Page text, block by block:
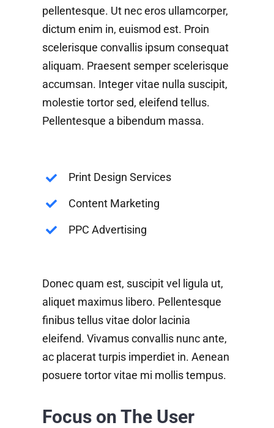
pellentesque. Ut nec eros ullamcorper,
dictum enim in, euismod est. Proin
scelerisque convallis ipsum consequat
aliquam. Praesent semper scelerisque
accumsan. Integer vitae nulla suscipit,
molestie tortor sed, eleifend tellus.
Pellentesque a bibendum massa.
Print Design Services
Content Marketing
PPC Advertising
Donec quam est, suscipit vel ligula ut,
aliquet maximus libero. Pellentesque
finibus tellus vitae dolor lacinia
eleifend. Vivamus convallis nunc ante,
ac placerat turpis imperdiet in. Aenean
posuere tortor vitae mi mollis tempus.
Focus on The User